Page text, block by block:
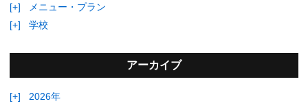
[+]
メニュー・プラン
[+]
学校
アーカイブ
[+]
2026年